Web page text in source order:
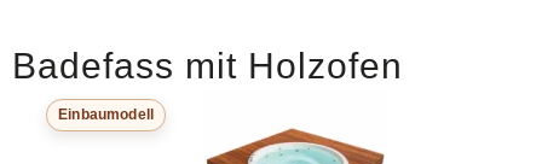
Badefass mit Holzofen
Einbaumodell